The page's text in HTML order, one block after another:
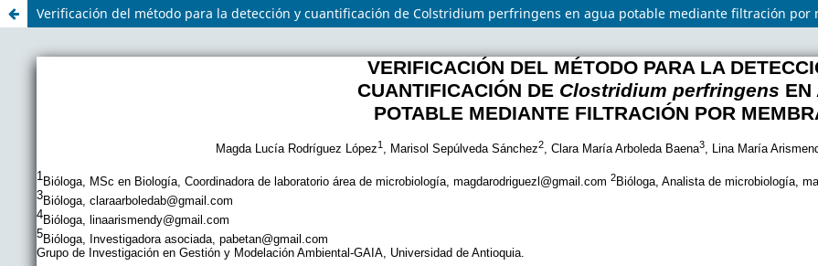
Verificación del método para la detección y cuantificación de Colstridium perfringens en agua potable mediante filtración por